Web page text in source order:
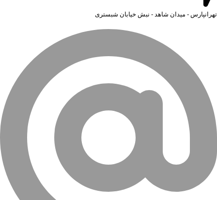
تهرانپارس - میدان شاهد - نبش خیابان شبستری